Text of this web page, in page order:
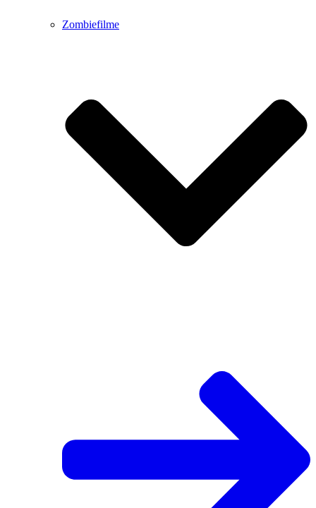
Zombiefilme